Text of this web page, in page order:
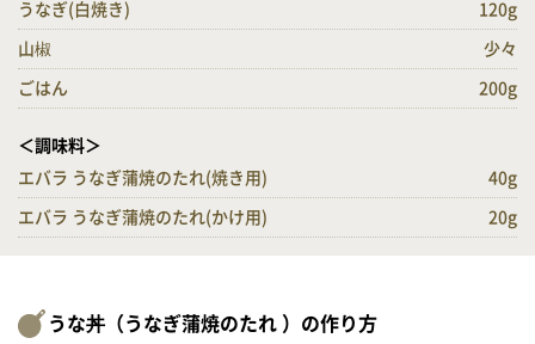
うなぎ(白焼き) 120g
山椒 少々
ごはん 200g
＜調味料＞
エバラ うなぎ蒲焼のたれ(焼き用)
40g
エバラ うなぎ蒲焼のたれ(かけ用) 20g
うな丼（うなぎ蒲焼のたれ ）の作り方